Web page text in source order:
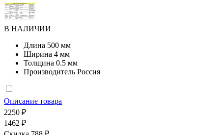
В НАЛИЧИИ
Длина 500 мм
Ширина 4 мм
Толщина 0.5 мм
Производитель Россия
Описание товара
2250 ₽
1462 ₽